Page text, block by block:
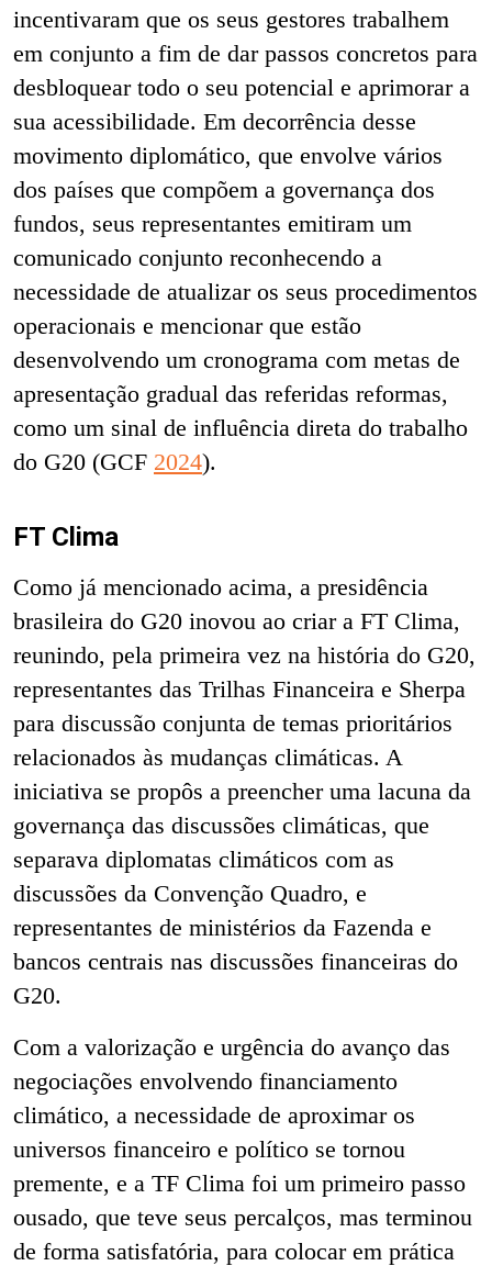
incentivaram que os seus gestores trabalhem
em conjunto a fim de dar passos concretos para
desbloquear todo o seu potencial e aprimorar a
sua acessibilidade. Em decorrência desse
movimento diplomático, que envolve vários
dos países que compõem a governança dos
fundos, seus representantes emitiram um
comunicado conjunto reconhecendo a
necessidade de atualizar os seus procedimentos
operacionais e mencionar que estão
desenvolvendo um cronograma com metas de
apresentação gradual das referidas reformas,
como um sinal de influência direta do trabalho
do G20 (GCF 2024).
FT Clima
Como já mencionado acima, a presidência
brasileira do G20 inovou ao criar a FT Clima,
reunindo, pela primeira vez na história do G20,
representantes das Trilhas Financeira e Sherpa
para discussão conjunta de temas prioritários
relacionados às mudanças climáticas. A
iniciativa se propôs a preencher uma lacuna da
governança das discussões climáticas, que
separava diplomatas climáticos com as
discussões da Convenção Quadro, e
representantes de ministérios da Fazenda e
bancos centrais nas discussões financeiras do
G20.
Com a valorização e urgência do avanço das
negociações envolvendo financiamento
climático, a necessidade de aproximar os
universos financeiro e político se tornou
premente, e a TF Clima foi um primeiro passo
ousado, que teve seus percalços, mas terminou
de forma satisfatória, para colocar em prática